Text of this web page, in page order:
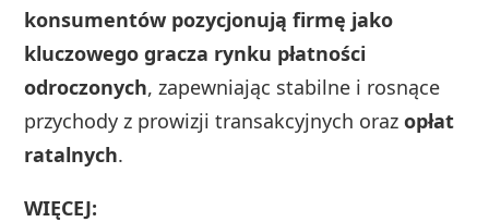
konsumentów pozycjonują firmę jako
kluczowego gracza rynku płatności
odroczonych, zapewniając stabilne i rosnące
przychody z prowizji transakcyjnych orazopłat
ratalnych.
WIĘCEJ: